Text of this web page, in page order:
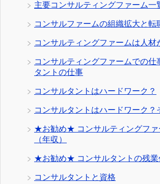
主要コンサルティングファーム一
コンサルファームの組織拡大と転
コンサルティングファームは人材
コンサルティングファームでの仕
タントの仕事
コンサルタントはハードワーク？
コンサルタントはハードワーク？
★お勧め★ コンサルティングファ
（年収）
★お勧め★ コンサルタントの残業
コンサルタントと資格